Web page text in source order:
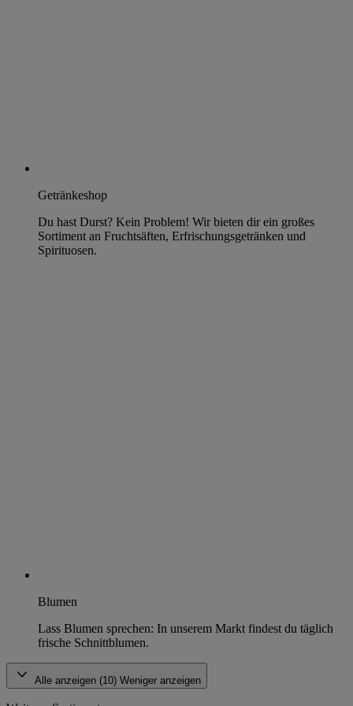
Getränkeshop
Du hast Durst? Kein Problem! Wir bieten dir ein großes
Sortiment an Fruchtsäften, Erfrischungsgetränken und
Spirituosen.
Blumen
Lass Blumen sprechen: In unserem Markt findest du täglich
frische Schnittblumen.
Alle anzeigen (10) Weniger anzeigen